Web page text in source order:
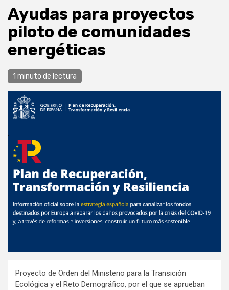
Ayudas para proyectos
piloto de comunidades
energéticas
1 minuto de lectura
Proyecto de Orden del Ministerio para la Transición
Ecológica y el Reto Demográfico, por el que se aprueban